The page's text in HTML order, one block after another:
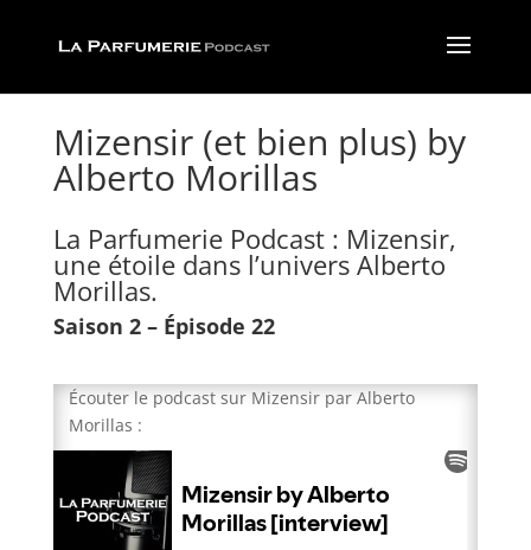
Mizensir (et bien plus) by
Alberto Morillas
La Parfumerie Podcast : Mizensir,
une étoile dans l’univers Alberto
Morillas.
Saison 2 – Épisode 22
Écouter le podcast sur Mizensir par Alberto
Morillas :